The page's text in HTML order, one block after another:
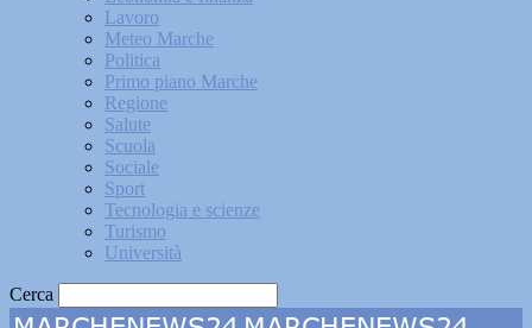
Lavoro
Meteo Marche
Politica
Primo piano Marche
Regione
Salute
Scuola
Sociale
Sport
Tecnologia e scienze
Turismo
Università
Cerca